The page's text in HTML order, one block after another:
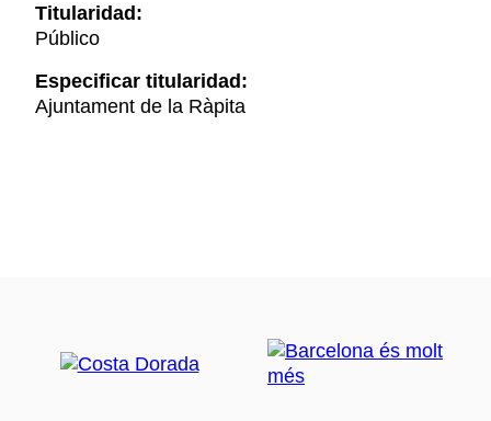
Titularidad:
Público
Especificar titularidad:
Ajuntament de la Ràpita